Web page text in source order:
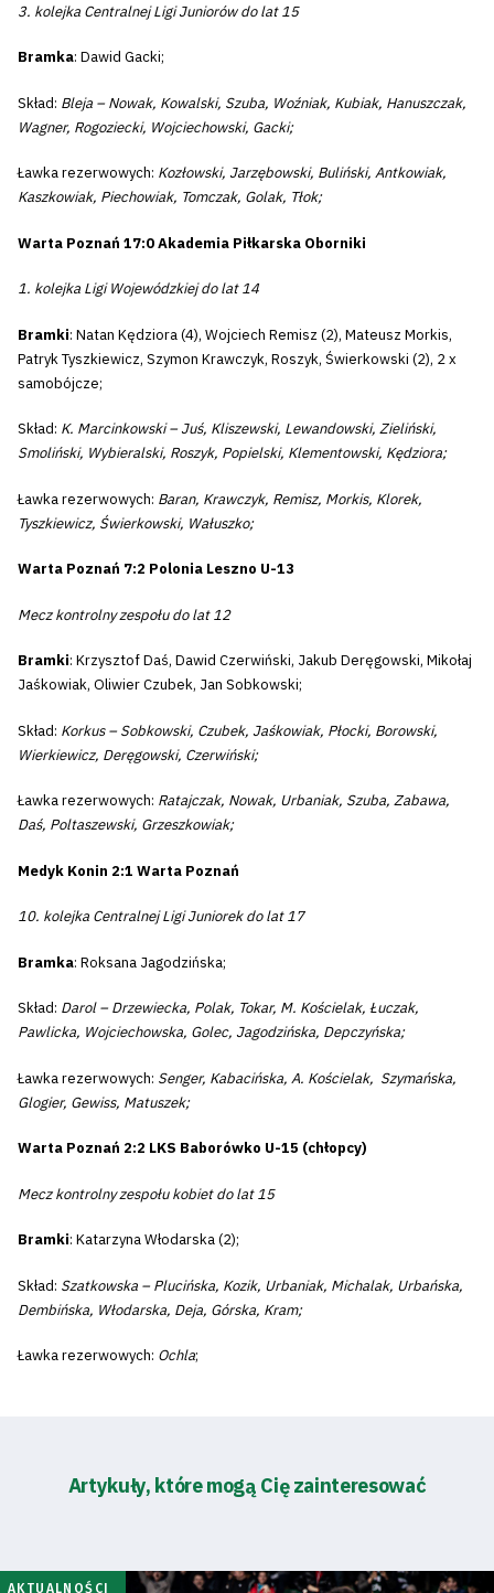
3. kolejka Centralnej Ligi Juniorów do lat 15
Bramka: Dawid Gacki;
Skład: Bleja – Nowak, Kowalski, Szuba, Woźniak, Kubiak, Hanuszczak,
Wagner, Rogoziecki, Wojciechowski, Gacki;
Ławka rezerwowych: Kozłowski, Jarzębowski, Buliński, Antkowiak,
Kaszkowiak, Piechowiak, Tomczak, Golak, Tłok;
Warta Poznań 17:0 Akademia Piłkarska Oborniki
1. kolejka Ligi Wojewódzkiej do lat 14
Bramki: Natan Kędziora (4), Wojciech Remisz (2), Mateusz Morkis,
Patryk Tyszkiewicz, Szymon Krawczyk, Roszyk, Świerkowski (2), 2 x
samobójcze;
Skład: K. Marcinkowski – Juś, Kliszewski, Lewandowski, Zieliński,
Smoliński, Wybieralski, Roszyk, Popielski, Klementowski, Kędziora;
Ławka rezerwowych: Baran, Krawczyk, Remisz, Morkis, Klorek,
Tyszkiewicz, Świerkowski, Wałuszko;
Warta Poznań 7:2 Polonia Leszno U-13
Mecz kontrolny zespołu do lat 12
Bramki: Krzysztof Daś, Dawid Czerwiński, Jakub Deręgowski, Mikołaj
Jaśkowiak, Oliwier Czubek, Jan Sobkowski;
Skład: Korkus – Sobkowski, Czubek, Jaśkowiak, Płocki, Borowski,
Wierkiewicz, Deręgowski, Czerwiński;
Ławka rezerwowych: Ratajczak, Nowak, Urbaniak, Szuba, Zabawa,
Daś, Poltaszewski, Grzeszkowiak;
Medyk Konin 2:1 Warta Poznań
10. kolejka Centralnej Ligi Juniorek do lat 17
Bramka: Roksana Jagodzińska;
Skład: Darol – Drzewiecka, Polak, Tokar, M. Kościelak, Łuczak,
Pawlicka, Wojciechowska, Golec, Jagodzińska, Depczyńska;
Ławka rezerwowych: Senger, Kabacińska, A. Kościelak, Szymańska,
Glogier, Gewiss, Matuszek;
Warta Poznań 2:2 LKS Baborówko U-15 (chłopcy)
Mecz kontrolny zespołu kobiet do lat 15
Bramki: Katarzyna Włodarska (2);
Skład: Szatkowska – Plucińska, Kozik, Urbaniak, Michalak, Urbańska,
Dembińska, Włodarska, Deja, Górska, Kram;
Ławka rezerwowych: Ochla;
Artykuły, które mogą Cię zainteresować
AKTUALNOŚCI